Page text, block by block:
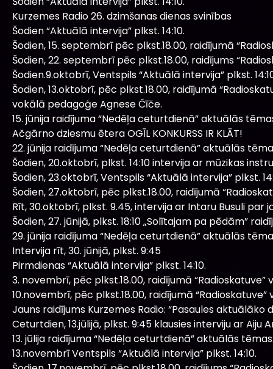
Kurzemes Radio 26. dzimšanas dienas svinības
Šodien “Aktuālā intervija” plkst. 14:10.
Šodien, 15. septembrī pēc plkst.18.00, raidījumā
Šodien, 22. septembrī pēc plkst.18.00, raidījums
Šodien.9.oktobrī, Ventspils “Aktuālā intervija” plkst.
Šodien, 13.oktobrī, pēc plkst.18.00, raidījumā
vokālā pedagoģe Agnese Čīče.
15. jūnija raidījuma “Nedēļa ceturtdienā” aktuālās
Ačgārno dziesmu ētera OGĪL KONKURSS IR KLĀT!
22. jūnija raidījuma “Nedēļa ceturtdienā” aktuālās
Šodien, 20.oktobrī, plkst. 14:10 intervija ar mūzikas
Šodien, 23.oktobrī, Ventspils “Aktuālā intervija” plkst.
Šodien, 27.oktobrī, pēc plkst.18.00, raidījumā
Rīt, 30.oktobrī, plkst. 9.45, intervija ar Intaru Busuli par
Šodien, 27. jūnijā, plkst. 18:10 „Solītajam pa pēdām”
29. jūnija raidījuma “Nedēļa ceturtdienā” aktuālās
Intervija rīt, 30. jūnijā, plkst. 9:45
Pirmdienas “Aktuālā intervija” plkst. 14:10.
3. novembrī, pēc plkst.18.00, raidījumā “Radioskatuve”
10.novembrī, pēc plkst.18.00, raidījumā “Radioskatuve”
Jauns raidījums Kurzemes Radio: “Pasaules aktuālāko
Ceturtdien, 13.jūlijā, plkst. 9:45 klausies interviju ar Aiju
13. jūlija raidījuma “Nedēļa ceturtdienā” aktuālās
13.novembrī Ventspils “Aktuālā intervija” plkst. 14:10.